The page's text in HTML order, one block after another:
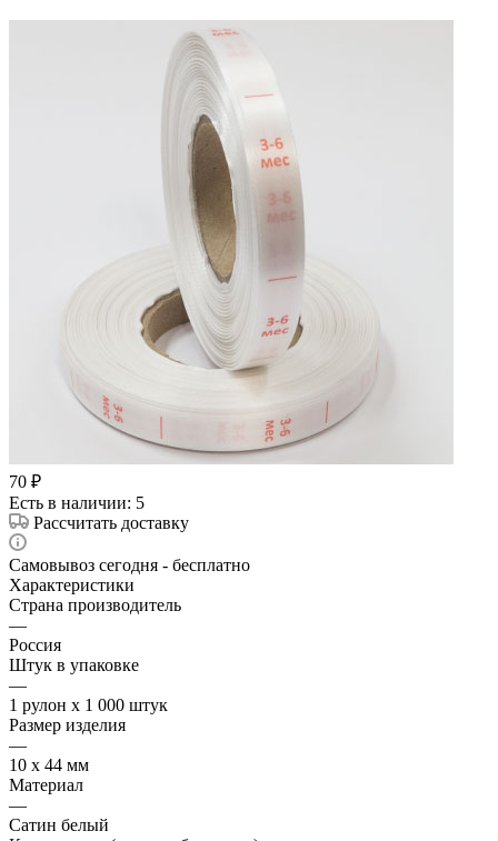
70 ₽
Есть в наличии: 5
Рассчитать доставку
Самовывоз сегодня - бесплатно
Характеристики
Страна производитель
—
Россия
Штук в упаковке
—
1 рулон х 1 000 штук
Размер изделия
—
10 х 44 мм
Материал
—
Сатин белый